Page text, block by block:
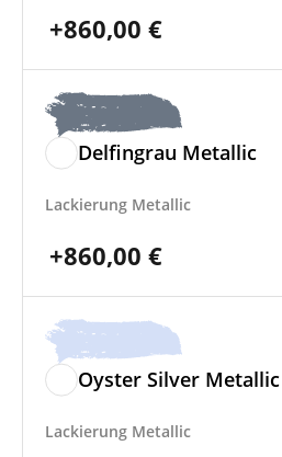
+860,00 €
Delfingrau Metallic
Lackierung Metallic
+860,00 €
Oyster Silver Metallic
Lackierung Metallic